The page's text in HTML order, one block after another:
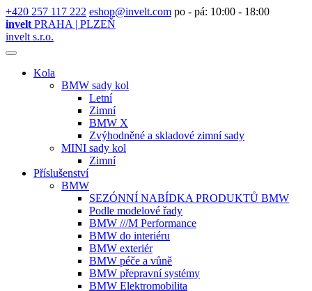
+420 257 117 222 eshop@invelt.com po - pá: 10:00 - 18:00
invelt PRAHA | PLZEŇ
invelt s.r.o.
Kola
BMW sady kol
Letní
Zimní
BMW X
Zvýhodněné a skladové zimní sady
MINI sady kol
Zimní
Příslušenství
BMW
SEZÓNNÍ NABÍDKA PRODUKTŮ BMW
Podle modelové řady
BMW ///M Performance
BMW do interiéru
BMW exteriér
BMW péče a vůně
BMW přepravní systémy
BMW Elektromobilita